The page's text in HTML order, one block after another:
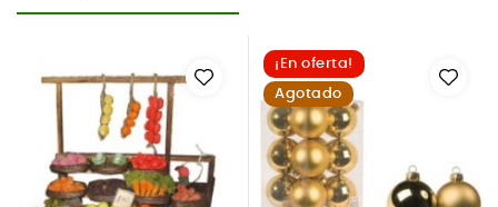
¡En oferta!
Agotado